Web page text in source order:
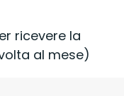
ricevere la
al mese)